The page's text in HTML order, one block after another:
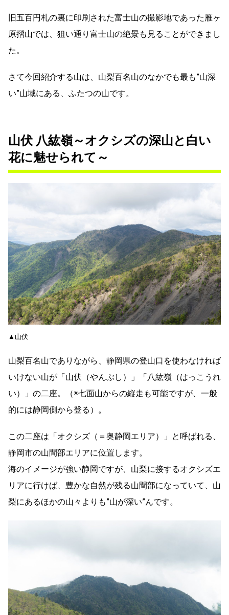
旧五百円札の裏に印刷された富士山の撮影地であった雁ヶ
原摺山では、狙い通り富士山の絶景も見ることができまし
た。
さて今回紹介する山は、山梨百名山のなかでも最も”山深
い”山域にある、ふたつの山です。
山伏 八紘嶺～オクシズの深山と白い
花に魅せられて～
▲山伏
山梨百名山でありながら、静岡県の登山口を使わなければ
いけない山が「山伏（やんぶし）」「八紘嶺（はっこうれ
い）」の二座。（※七面山からの縦走も可能ですが、一般
的には静岡側から登る）。
この二座は「オクシズ（＝奥静岡エリア）」と呼ばれる、
静岡市の山間部エリアに位置します。
海のイメージが強い静岡ですが、山梨に接するオクシズエ
リアに行けば、豊かな自然が残る山間部になっていて、山
梨にあるほかの山々よりも”山が深い”んです。